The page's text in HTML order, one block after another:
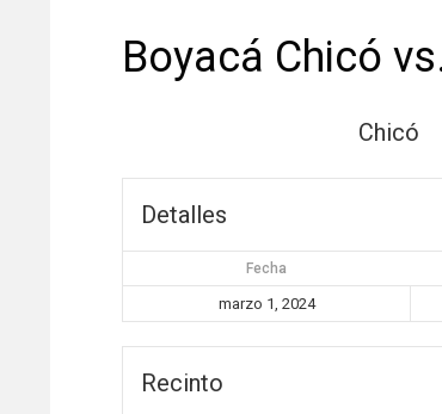
Boyacá Chicó
Chicó
Detalles
Fecha
marzo 1, 2024
Recinto